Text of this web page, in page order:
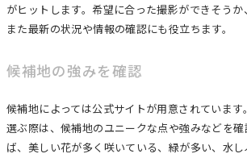
がヒットします。希望に合った撮影ができそうか
また最新の状況や情報の確認にも役立ちます。
候補地の強みを確認
候補地によっては公式サイトが用意されていま
選ぶ際は、候補地のユニークな点や強みなどを
ば、美しい花が多く咲いている、緑が多い、水